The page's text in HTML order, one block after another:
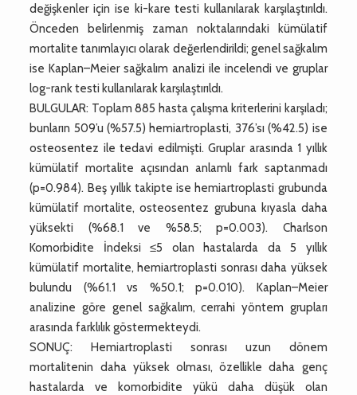
değişkenler için ise ki-kare testi kullanılarak karşılaştırıldı.
Önceden belirlenmiş zaman noktalarındaki kümülatif
mortalite tanımlayıcı olarak değerlendirildi; genel sağkalım
ise Kaplan–Meier sağkalım analizi ile incelendi ve gruplar
log-rank testi kullanılarak karşılaştırıldı.
BULGULAR: Toplam 885 hasta çalışma kriterlerini karşıladı;
bunların 509’u (%57.5) hemiartroplasti, 376’sı (%42.5) ise
osteosentez ile tedavi edilmişti. Gruplar arasında 1 yıllık
kümülatif mortalite açısından anlamlı fark saptanmadı
(p=0.984). Beş yıllık takipte ise hemiartroplasti grubunda
kümülatif mortalite, osteosentez grubuna kıyasla daha
yüksekti (%68.1 ve %58.5; p=0.003). Charlson
Komorbidite İndeksi ≤5 olan hastalarda da 5 yıllık
kümülatif mortalite, hemiartroplasti sonrası daha yüksek
bulundu (%61.1 vs %50.1; p=0.010). Kaplan–Meier
analizine göre genel sağkalım, cerrahi yöntem grupları
arasında farklılık göstermekteydi.
SONUÇ: Hemiartroplasti sonrası uzun dönem
mortalitenin daha yüksek olması, özellikle daha genç
hastalarda ve komorbidite yükü daha düşük olan